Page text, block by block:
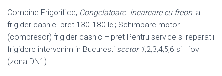
Combine Frigorifice, Congelatoare. Incarcare cu freonla
frigider casnic -pret 130-180 lei; Schimbare motor
(compresor) frigider casnic – pret Pentru service si reparatii
frigidere intervenim in Bucuresti sector 1,2,3,4,5,6 si Ilfov
(zona DN1).